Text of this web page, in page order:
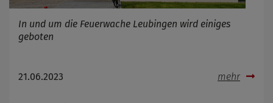
In und um die Feuerwache Leubingen wird einiges
geboten
21.06.2023 mehr